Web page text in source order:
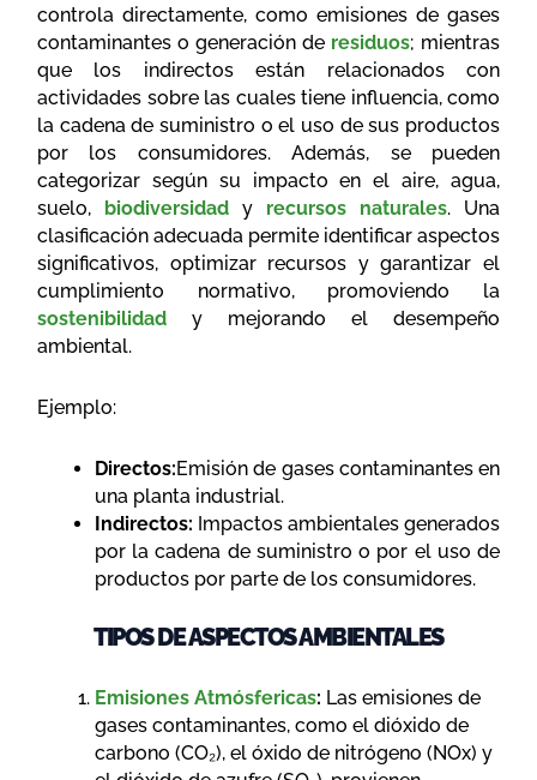
controla directamente, como emisiones de gases
contaminantes o generación de residuos; mientras
que los indirectos están relacionados con
actividades sobre las cuales tiene influencia, como
la cadena de suministro o el uso de sus productos
por los consumidores. Además, se pueden
categorizar según su impacto en el aire, agua,
suelo, biodiversidad y recursos naturales. Una
clasificación adecuada permite identificar aspectos
significativos, optimizar recursos y garantizar el
cumplimiento normativo, promoviendo la
sostenibilidad y mejorando el desempeño
ambiental.
Ejemplo:
Directos:Emisión de gases contaminantes en
una planta industrial.
Indirectos: Impactos ambientales generados
por la cadena de suministro o por el uso de
productos por parte de los consumidores.
TIPOS DE ASPECTOS AMBIENTALES
Emisiones Atmósfericas: Las emisiones de
gases contaminantes, como el dióxido de
carbono (CO₂), el óxido de nitrógeno (NOx) y